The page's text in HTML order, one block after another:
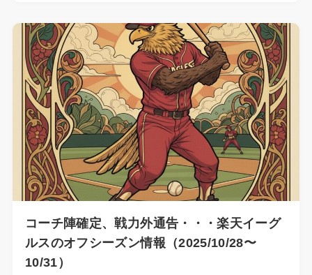
コーチ陣確定、戦力外通告・・・楽天イーグ
ルスのオフシーズン情報（2025/10/28〜
10/31）